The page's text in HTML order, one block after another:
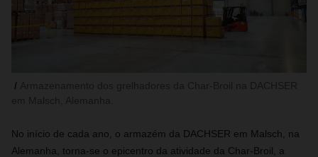
No início de cada ano, o armazém da DACHSER em Malsch, na
Alemanha, torna-se o epicentro da atividade da Char-Broil, a